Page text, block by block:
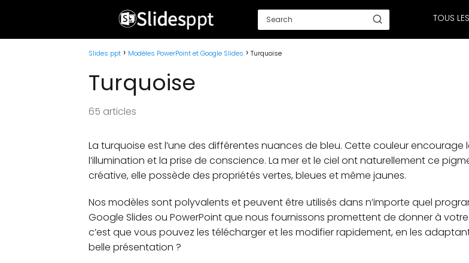
TOUS
Slides ppt Modèles PowerPoint et Google Slides Turquoise
Turquoise
65 articles
La turquoise est l’une des différentes nuances de bleu. Cette couleur
l’illumination et la prise de conscience. La mer et le ciel ont naturellement ce
créative, elle possède des propriétés vertes, bleues et même jaunes.
Nos modèles sont polyvalents et peuvent être utilisés dans n’importe quel
Google Slides ou PowerPoint que nous fournissons promettent de donner à
c’est que vous pouvez les télécharger et les modifier rapidement, en les
belle présentation ?